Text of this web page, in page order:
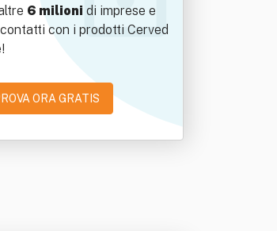
6 milioni di imprese e
con i prodotti Cerved
ORA GRATIS